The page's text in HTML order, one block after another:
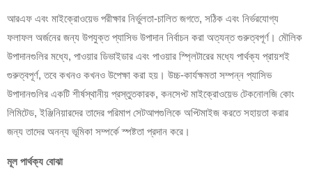
আরএফ এবং মাইক্রোওয়েভ পরীক্ষার নির্ভুলতা-চালিত জগতে, সঠিক এবং নির্ভরযোগ্য
ফলাফল অর্জনের জন্য উপযুক্ত প্যাসিভ উপাদান নির্বাচন করা অত্যন্ত গুরুত্বপূর্ণ। মৌলিক
উপাদানগুলির মধ্যে, পাওয়ার ডিভাইডার এবং পাওয়ার স্প্লিটারের মধ্যে পার্থক্য প্রায়শই
গুরুত্বপূর্ণ, তবে কখনও কখনও উপেক্ষা করা হয়। উচ্চ-কার্যক্ষমতা সম্পন্ন প্যাসিভ
উপাদানগুলির একটি শীর্ষস্থানীয় প্রস্তুতকারক, কনসেপ্ট মাইক্রোওয়েভ টেকনোলজি কোং
লিমিটেড, ইঞ্জিনিয়ারদের তাদের পরিমাপ সেটআপগুলিকে অপ্টিমাইজ করতে সহায়তা করার
জন্য তাদের অনন্য ভূমিকা সম্পর্কে স্পষ্টতা প্রদান করে।
মূল পার্থক্য বোঝা